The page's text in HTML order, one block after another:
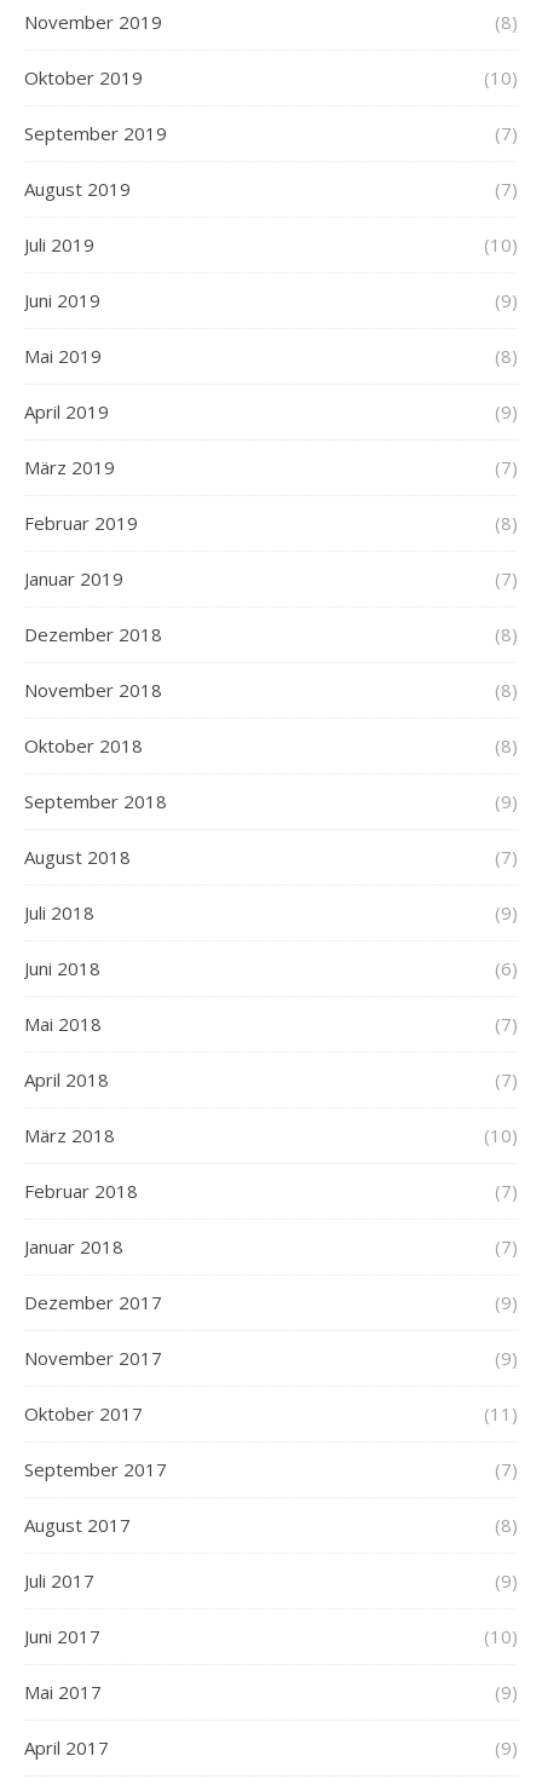
November 2019 (8)
Oktober 2019 (10)
September 2019 (7)
August 2019 (7)
Juli 2019 (10)
Juni 2019 (9)
Mai 2019 (8)
April 2019 (9)
März 2019 (7)
Februar 2019 (8)
Januar 2019 (7)
Dezember 2018 (8)
November 2018 (8)
Oktober 2018 (8)
September 2018 (9)
August 2018 (7)
Juli 2018 (9)
Juni 2018 (6)
Mai 2018 (7)
April 2018 (7)
März 2018 (10)
Februar 2018 (7)
Januar 2018 (7)
Dezember 2017 (9)
November 2017 (9)
Oktober 2017 (11)
September 2017 (7)
August 2017 (8)
Juli 2017 (9)
Juni 2017 (10)
Mai 2017 (9)
April 2017 (9)